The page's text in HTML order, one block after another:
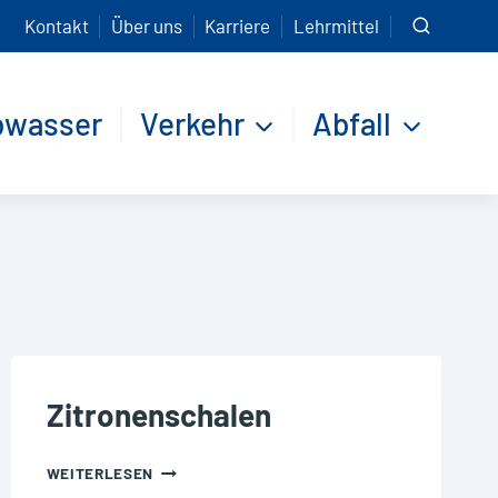
Kontakt Über uns Karriere Lehrmittel
Verkehr Abfall
Zitronenschalen
WEITERLESEN ZITRONENSCHALEN